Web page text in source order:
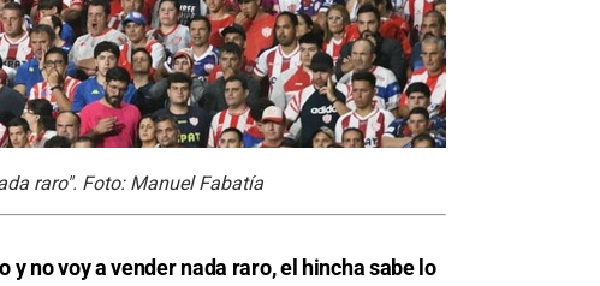
raro". Foto: Manuel Fabatía
y no voy a vender nada raro, el hincha sabe lo